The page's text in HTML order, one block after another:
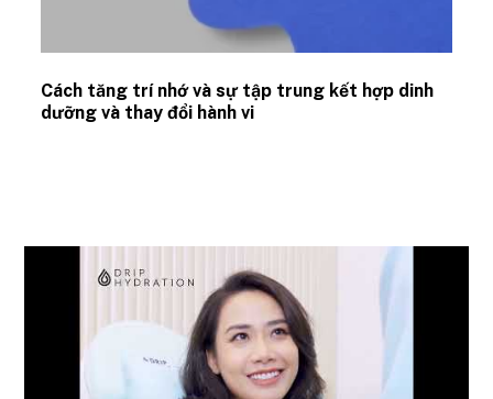
Cách tăng trí nhớ và sự tập trung kết hợp dinh
dưỡng và thay đổi hành vi